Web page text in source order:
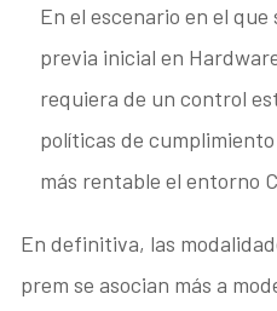
En el escenario en el
previa inicial en
requiera de un control
políticas de
más rentable el entorno
En definitiva, las
prem se asocian más a